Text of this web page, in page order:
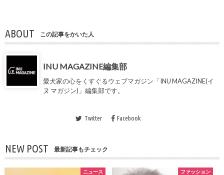
ABOUT この記事をかいた人
INU MAGAZINE編集部
愛犬家の心をくすぐるウェブマガジン「INU MAGAZINE(イ
ヌ マガジン)」編集部です。
Twitter Facebook
NEW POST 最新記事もチェック
ニュース ファッション